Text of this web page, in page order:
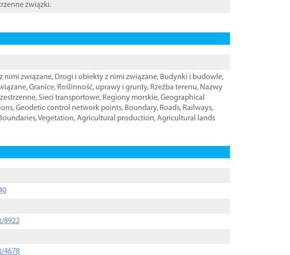
związki.
nimi związane, Drogi i obiekty z nimi związane, Budynki i budowle,
,Granice, Roślinność, uprawy i grunty, Rzeźba terenu, Nazwy
, Sieci transportowe, Regiony morskie,Geographical
,Geodetic control network points, Boundary, Roads, Railways,
,Vegetation,Agricultural production,Agricultural lands
8922
4678